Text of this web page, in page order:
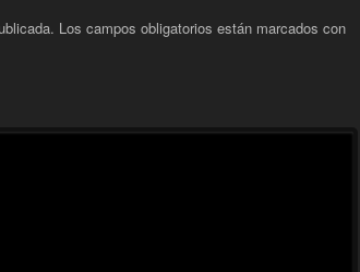
Los campos obligatorios están marcados con